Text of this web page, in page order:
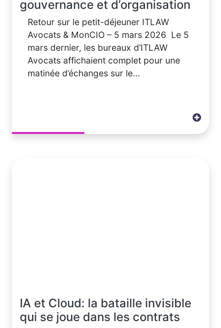
gouvernance et d’organisation
Retour sur le petit-déjeuner ITLAW
Avocats & MonCIO – 5 mars 2026 Le 5
mars dernier, les bureaux d’ITLAW
Avocats affichaient complet pour une
matinée d’échanges sur le...
IA et Cloud: la bataille invisible
qui se joue dans les contrats